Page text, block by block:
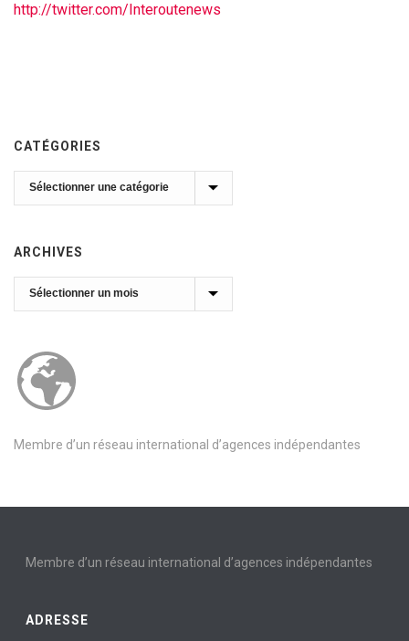
http://twitter.com/Interoutenews
CATÉGORIES
Catégories
ARCHIVES
Archives
Membre d’un réseau international d’agences indépendantes
Membre d’un réseau international d’agences indépendantes
ADRESSE